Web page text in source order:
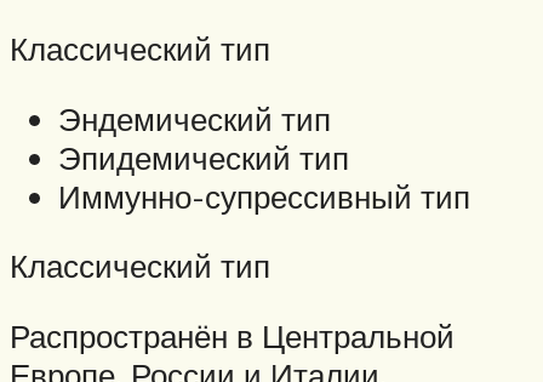
Классический тип
Эндемический тип
Эпидемический тип
Иммунно-супрессивный тип
Классический тип
Распространён в Центральной